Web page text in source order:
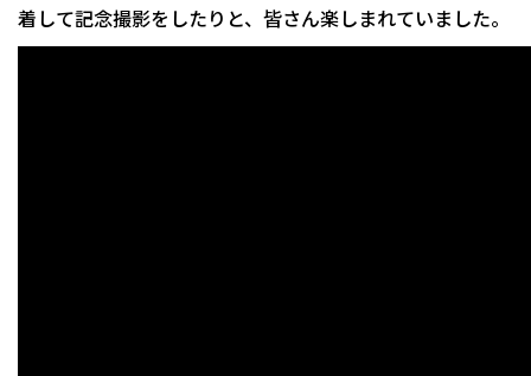
着して記念撮影をしたりと、皆さん楽しまれていました。